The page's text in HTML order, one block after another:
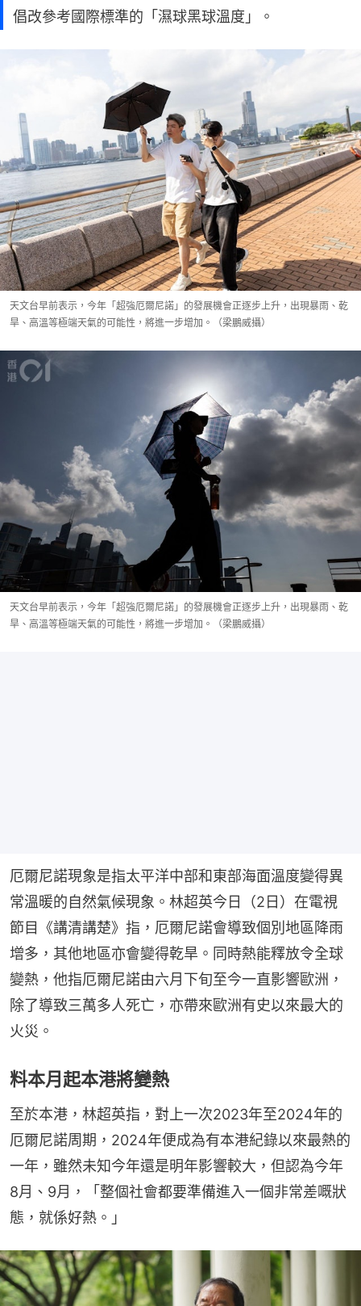
倡改參考國際標準的「濕球黑球溫度」。
天文台早前表示，今年「超強厄爾尼諾」的發展機會正逐步上升，出現暴雨、乾
旱、高溫等極端天氣的可能性，將進一步增加。（梁鵬威攝）
天文台早前表示，今年「超強厄爾尼諾」的發展機會正逐步上升，出現暴雨、乾
旱、高溫等極端天氣的可能性，將進一步增加。（梁鵬威攝）
厄爾尼諾現象是指太平洋中部和東部海面溫度變得異
常溫暖的自然氣候現象。林超英今日（2日）在電視
節目《講清講楚》指，厄爾尼諾會導致個別地區降雨
增多，其他地區亦會變得乾旱。同時熱能釋放令全球
變熱，他指厄爾尼諾由六月下旬至今一直影響歐洲，
除了導致三萬多人死亡，亦帶來歐洲有史以來最大的
火災。
料本月起本港將變熱
至於本港，林超英指，對上一次2023年至2024年的
厄爾尼諾周期，2024年便成為有本港紀錄以來最熱的
一年，雖然未知今年還是明年影響較大，但認為今年
8月、9月，「整個社會都要準備進入一個非常差嘅狀
態，就係好熱。」